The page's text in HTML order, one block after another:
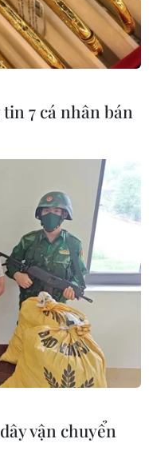
chip
7 cá nhân bán
vận chuyển